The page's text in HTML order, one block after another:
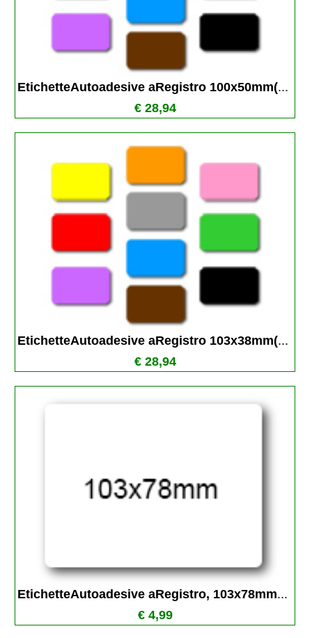
EtichetteAutoadesive aRegistro 100x50mm(...
€ 28,94
EtichetteAutoadesive aRegistro 103x38mm(...
€ 28,94
EtichetteAutoadesive aRegistro, 103x78mm...
€ 4,99